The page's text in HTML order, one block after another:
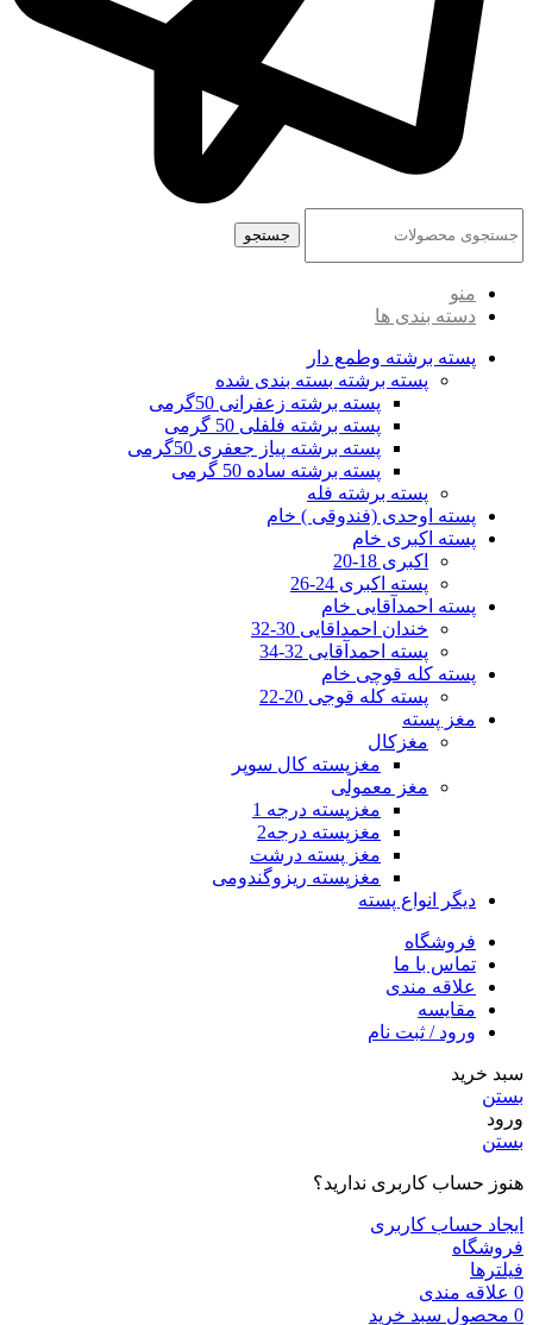
جستجو
منو
دسته بندی ها
پسته برشته وطمع دار
پسته برشته بسته بندی شده
پسته برشته زعفرانی 50گرمی
پسته برشته فلفلی 50 گرمی
پسته برشته پیاز جعفری 50گرمی
پسته برشته ساده 50 گرمی
پسته برشته فله
پسته اوحدی (فندوقی ) خام
پسته اکبری خام
اکبری 18-20
پسته اکبری 24-26
پسته احمدآقایی خام
خندان احمداقایی 30-32
پسته احمدآقایی 32-34
پسته کله قوچی خام
پسته کله قوجی 20-22
مغز پسته
مغزکال
مغزپسته کال سوپر
مغز معمولی
مغزپسته درجه 1
مغزپسته درجه2
مغز پسته درشت
مغزپسته ریزوگندومی
دیگر انواع پسته
فروشگاه
تماس با ما
علاقه مندی
مقایسه
ورود / ثبت نام
سبد خرید
بستن
ورود
بستن
هنوز حساب کاربری ندارید؟
ایجاد حساب کاربری
فروشگاه
فیلترها
0 علاقه مندی
0 محصول سبد خرید